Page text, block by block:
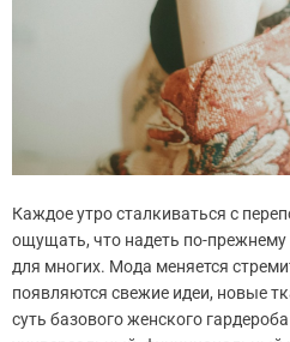
Каждое утро сталкиваться с
ощущать, что надеть по-прежнему
для многих. Мода меняется
появляются свежие идеи, новые
суть базового женского